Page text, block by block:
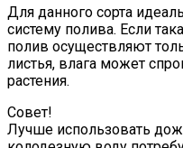
Для данного сорта
систему полива. Если
полив осуществляют
листья, влага может
растения.
Совет!
Лучше использовать